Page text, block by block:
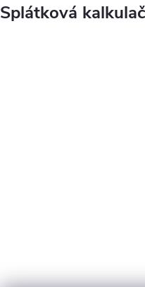
Splátková